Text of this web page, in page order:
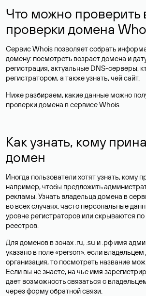
Что можно проверить
проверки домена
Сервис Whois позволяет собрать
домену: посмотреть возраст домена и
регистрация, актуальные DNS-серверы,
регистратором, а также узнать, чей сайт.
Ниже разбираем, какие данные можно
проверки домена в сервисе Whois.
Как узнать, кому
домен
Иногда пользователи хотят узнать, кому
например, чтобы предложить
рекламы. Узнать владельца домена в
во всех случаях: часто персональные
уровне регистраторов или скрываются
реестров.
Для доменов в зонах .ru, .su и .рф имя
указано в поле «person», если
организация, то посмотреть название
Если вы не знаете, на чье имя
дает возможность связаться с
через форму обратной связи.